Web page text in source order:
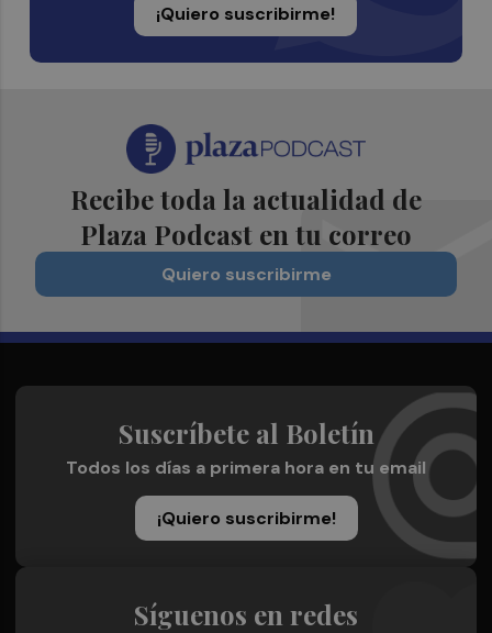
¡Quiero suscribirme!
Recibe toda la actualidad de
Plaza Podcast en tu correo
Quiero suscribirme
Suscríbete al Boletín
Todos los días a primera hora en tu email
¡Quiero suscribirme!
Síguenos en redes